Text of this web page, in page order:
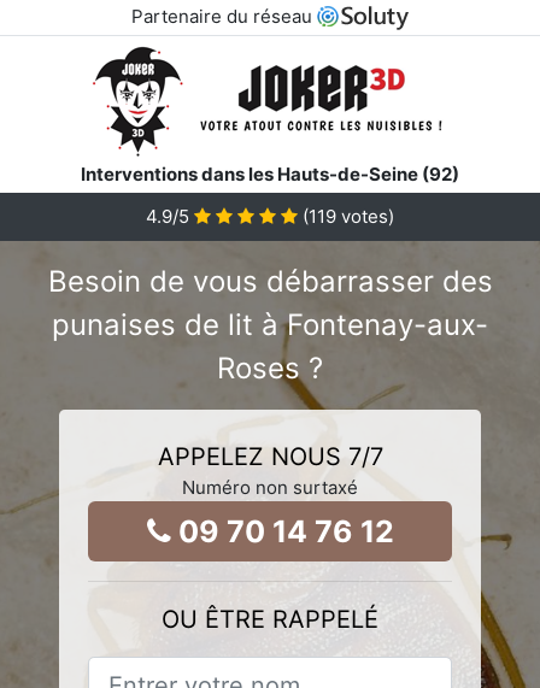
Partenaire du réseau
Interventions dans les Hauts-de-Seine (92)
4.9/5 (119 votes)
Besoin de vous débarrasser des
punaises de lit à Fontenay-aux-
Roses ?
APPELEZ NOUS 7/7
Numéro non surtaxé
09 70 14 76 12
OU ÊTRE RAPPELÉ